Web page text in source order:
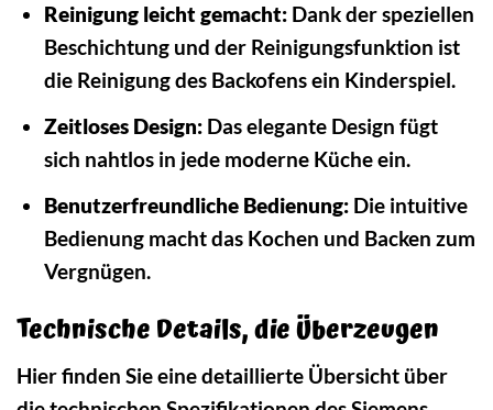
Reinigung leicht gemacht:Dank der speziellen
Beschichtung und der Reinigungsfunktion ist
die Reinigung des Backofens ein Kinderspiel.
Zeitloses Design:Das elegante Design fügt
sich nahtlos in jede moderne Küche ein.
Benutzerfreundliche Bedienung:Die intuitive
Bedienung macht das Kochen und Backen zum
Vergnügen.
Technische Details, die Überzeugen
Hier finden Sie eine detaillierte Übersicht über